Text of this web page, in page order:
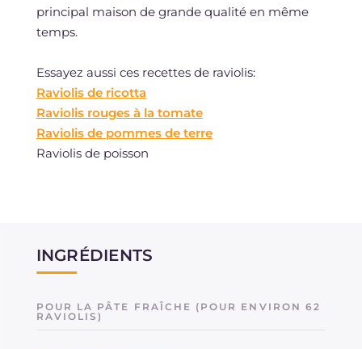
principal maison de grande qualité en même
temps.
Essayez aussi ces recettes de raviolis:
Raviolis de ricotta
Raviolis rouges à la tomate
Raviolis de pommes de terre
Raviolis de poisson
INGRÉDIENTS
POUR LA PÂTE FRAÎCHE (POUR ENVIRON 62
RAVIOLIS)